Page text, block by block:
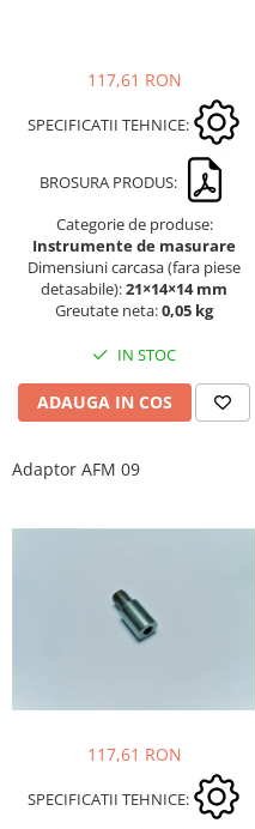
117,61 RON
SPECIFICATII TEHNICE:
BROSURA PRODUS:
Categorie de produse:
Instrumente de masurare
Dimensiuni carcasa (fara piese
detasabile):21×14×14 mm
Greutate neta:0,05 kg
IN STOC
ADAUGA IN COS
Adaptor AFM 09
117,61 RON
SPECIFICATII TEHNICE: